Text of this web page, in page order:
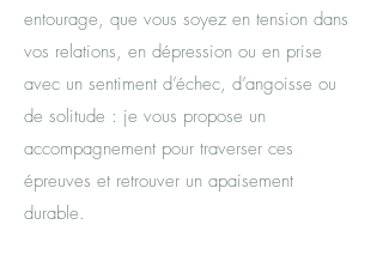
entourage, que vous soyez en tension dans
vos relations, en dépression ou en prise
avec un sentiment d’échec, d’angoisse ou
de solitude : je vous propose un
accompagnement pour traverser ces
épreuves et retrouver un apaisement
durable.